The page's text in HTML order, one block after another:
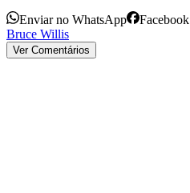
Enviar no WhatsApp Facebook
Bruce Willis
Ver Comentários